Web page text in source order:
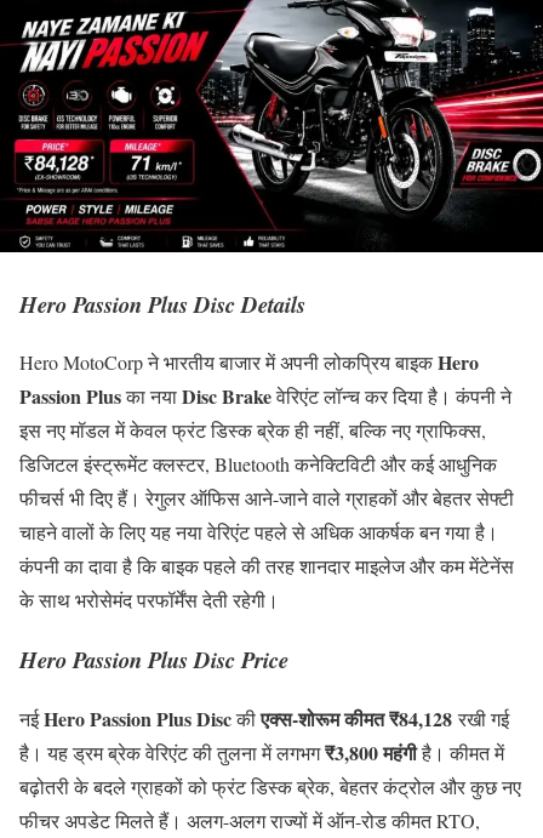
Hero Passion Plus Disc Details
Hero MotoCorp ने भारतीय बाजार में अपनी लोकप्रिय बाइकHero
Passion Plusका नयाDisc Brakeवेरिएंट लॉन्च कर दिया है। कंपनी ने
इस नए मॉडल में केवल फ्रंट डिस्क ब्रेक ही नहीं, बल्कि नए ग्राफिक्स,
डिजिटल इंस्ट्रूमेंट क्लस्टर, Bluetooth कनेक्टिविटी और कई आधुनिक
फीचर्स भी दिए हैं। रेगुलर ऑफिस आने-जाने वाले ग्राहकों और बेहतर सेफ्टी
चाहने वालों के लिए यह नया वेरिएंट पहले से अधिक आकर्षक बन गया है।
कंपनी का दावा है कि बाइक पहले की तरह शानदार माइलेज और कम मेंटेनेंस
के साथ भरोसेमंद परफॉर्मेंस देती रहेगी।
Hero Passion Plus Disc Price
नईHero Passion Plus Discकीएक्स-शोरूम कीमत ₹84,128रखी गई
है। यह ड्रम ब्रेक वेरिएंट की तुलना में लगभग₹3,800 महंगीहै। कीमत में
बढ़ोतरी के बदले ग्राहकों को फ्रंट डिस्क ब्रेक, बेहतर कंट्रोल और कुछ नए
फीचर अपडेट मिलते हैं। अलग-अलग राज्यों में ऑन-रोड कीमत RTO,